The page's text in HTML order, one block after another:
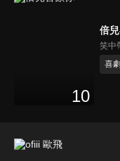
10
倍
笑中
喜劇